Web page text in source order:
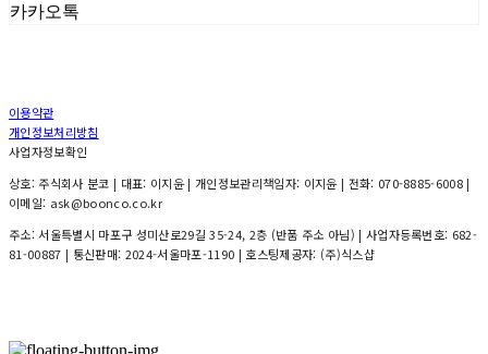
카카오톡
이용약관
개인정보처리방침
사업자정보확인
상호: 주식회사 분코 | 대표: 이지윤 | 개인정보관리책임자: 이지윤 | 전화: 070-8885-6008 |
이메일: ask@boonco.co.kr
주소: 서울특별시 마포구 성미산로29길 35-24, 2층 (반품 주소 아님) | 사업자등록번호: 682-
81-00887 | 통신판매: 2024-서울마포-1190 | 호스팅제공자: (주)식스샵